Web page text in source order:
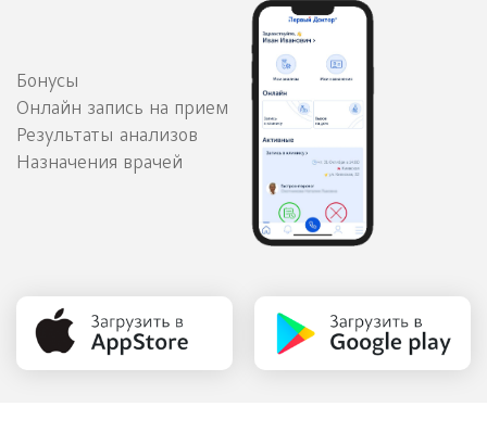
Бонусы
Онлайн запись на прием
Результаты анализов
Назначения врачей